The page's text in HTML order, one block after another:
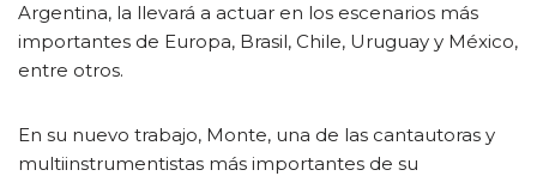
Argentina, la llevará a actuar en los escenarios más
importantes de Europa, Brasil, Chile, Uruguay y México,
entre otros.
En su nuevo trabajo, Monte, una de las cantautoras y
multiinstrumentistas más importantes de su